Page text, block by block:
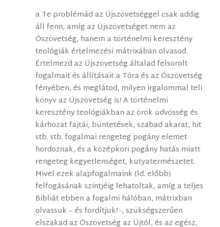
a Te problémád az Újszövetséggel csak addig
áll fenn, amíg az Újszövetséget nem az
Ószövetség, hanem a történelmi keresztény
teológiák értelmezési mátrixában olvasod.
Értelmezd az Újszövetség általad felsorolt
fogalmait és állításait a Tóra és az Ószövetség
fényében, és meglátod, milyen irgalommal teli
könyv az Újszövetség is! A történelmi
keresztény teológiákban az örök üdvösség és
kárhozat fajtái, büntetések, szabad akarat, hit
stb. stb. fogalmai rengeteg pogány elemet
hordoznak, és a középkori pogány hatás miatt
rengeteg kegyetlenséget, kutyatermészetet.
Mivel ezek alapfogalmaink (ld. előbb)
felfogásának szintjéig lehatoltak, amíg a teljes
Bibliát ebben a fogalmi hálóban, mátrixban
olvassuk – és fordítjuk! -, szükségszerűen
elszakad az Ószövetség az Újtól, és az egész,